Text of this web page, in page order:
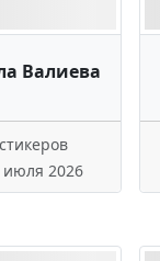
Валиева
июля 2026